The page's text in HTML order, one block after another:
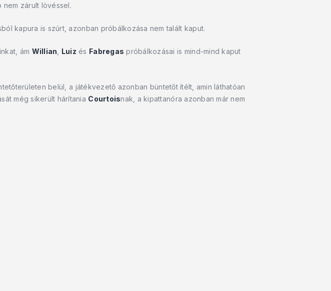
zárult lövéssel.
kapura is szúrt, azonban próbálkozása nem talált kaput.
ám Willian Luiz és Fabregas próbálkozásai is mind-mind kaput
belül, a játékvezető azonban büntetőt ítélt, amin láthatóan
még sikerült hárítania Courtoisnak, a kipattanóra azonban már nem